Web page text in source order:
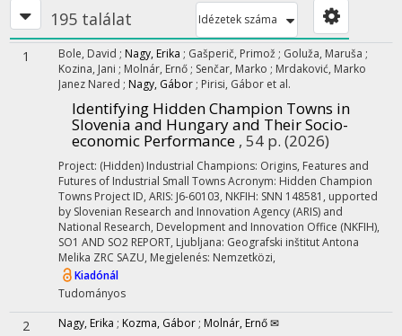
195 találat Idézetek száma
1 Bole, David ; Nagy, Erika ; Gašperič, Primož ; Goluža, Maruša ;
Kozina, Jani ; Molnár, Ernő ; Senčar, Marko ; Mrdaković, Marko
Janez Nared ; Nagy, Gábor ; Pirisi, Gábor et al.
Identifying Hidden Champion Towns in
Slovenia and Hungary and Their Socio-
economic Performance , 54 p. (2026)
Project: (Hidden) Industrial Champions: Origins, Features and
Futures of Industrial Small Towns Acronym: Hidden Champion
Towns Project ID, ARIS: J6-60103, NKFIH: SNN 148581 , upported
by Slovenian Research and Innovation Agency (ARIS) and
National Research, Development and Innovation Office (NKFIH),
SO1 AND SO2 REPORT, Ljubljana: Geografski inštitut Antona
Melika ZRC SAZU, Megjelenés: Nemzetközi,
Kiadónál
Tudományos
2 Nagy, Erika ; Kozma, Gábor ; Molnár, Ernő ✉